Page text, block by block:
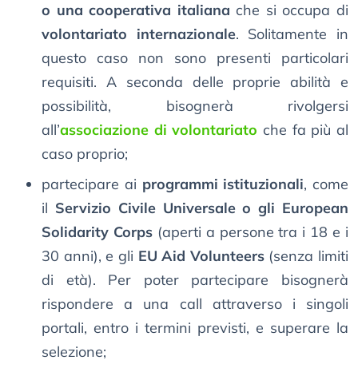
o una cooperativa italiana che si occupa di
volontariato internazionale. Solitamente in
questo caso non sono presenti particolari
requisiti. A seconda delle proprie abilità e
possibilità, bisognerà rivolgersi
all’associazione di volontariato che fa più al
caso proprio;
partecipare ai programmi istituzionali, come
il Servizio Civile Universale o gli European
Solidarity Corps(aperti a persone tra i 18 e i
30 anni), e gli EU Aid Volunteers(senza limiti
di età). Per poter partecipare bisognerà
rispondere a una call attraverso i singoli
portali, entro i termini previsti, e superare la
selezione;